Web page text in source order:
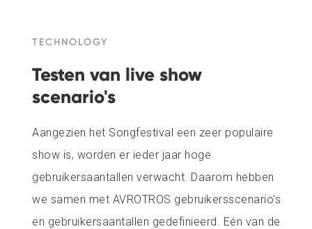
TECHNOLOGY
Testen van live show
scenario's
Aangezien het Songfestival een zeer populaire
show is, worden er ieder jaar hoge
gebruikersaantallen verwacht. Daarom hebben
we samen met AVROTROS gebruikersscenario's
en gebruikersaantallen gedefinieerd. Eén van de